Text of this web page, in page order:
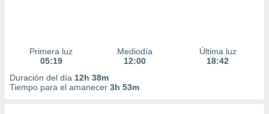
Primera luz
05:19
Mediodía
12:00
Última luz
18:42
Duración del día 12h 38m
Tiempo para el amanecer 3h 53m